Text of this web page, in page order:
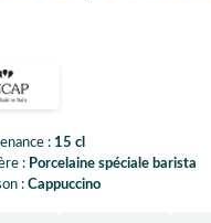
: 15 cl
: Porcelaine spéciale barista
: Cappuccino